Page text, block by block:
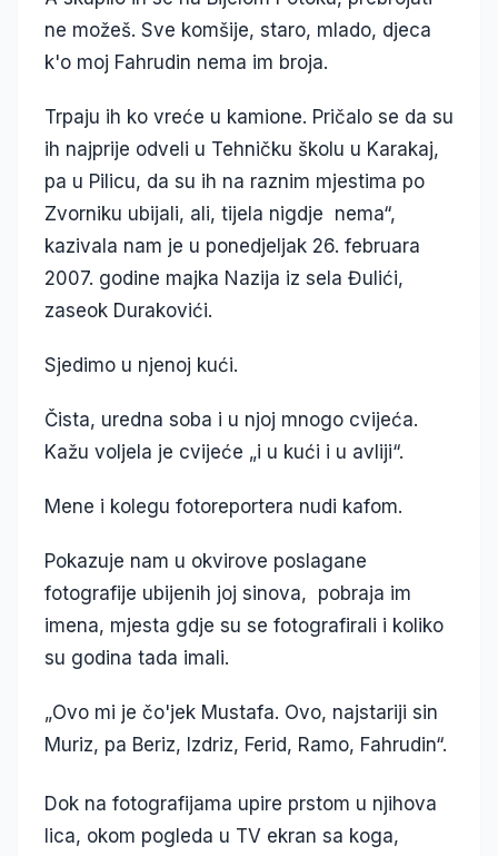
ne možeš. Sve komšije, staro, mlado, djeca
k'o moj Fahrudin nema im broja.
Trpaju ih ko vreće u kamione. Pričalo se da su
ih najprije odveli u Tehničku školu u Karakaj,
pa u Pilicu, da su ih na raznim mjestima po
Zvorniku ubijali, ali, tijela nigdje nema“,
kazivala nam je u ponedjeljak 26. februara
2007. godine majka Nazija iz sela Đulići,
zaseok Durakovići.
Sjedimo u njenoj kući.
Čista, uredna soba i u njoj mnogo cvijeća.
Kažu voljela je cvijeće „i u kući i u avliji“.
Mene i kolegu fotoreportera nudi kafom.
Pokazuje nam u okvirove poslagane
fotografije ubijenih joj sinova, pobraja im
imena, mjesta gdje su se fotografirali i koliko
su godina tada imali.
„Ovo mi je čo'jek Mustafa. Ovo, najstariji sin
Muriz, pa Beriz, Izdriz, Ferid, Ramo, Fahrudin“.
Dok na fotografijama upire prstom u njihova
lica, okom pogleda u TV ekran sa koga,